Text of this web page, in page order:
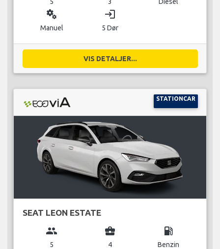
miscellaneous_services
Manuel
login
5 Dør
VIS DETALJER...
STATIONCAR
SEAT LEON ESTATE
group
5
business_center
4
local_gas_station
Benzin